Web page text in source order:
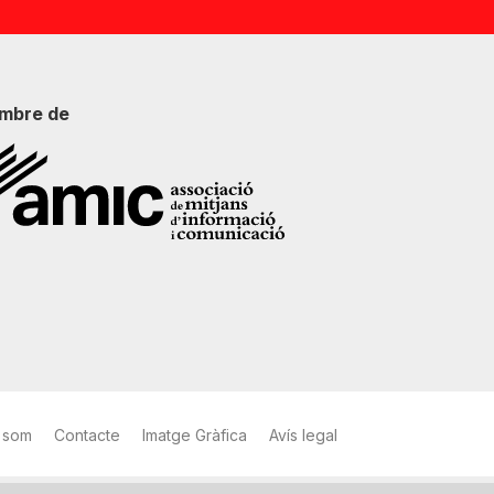
de
Contacte Imatge Gràfica Avís legal